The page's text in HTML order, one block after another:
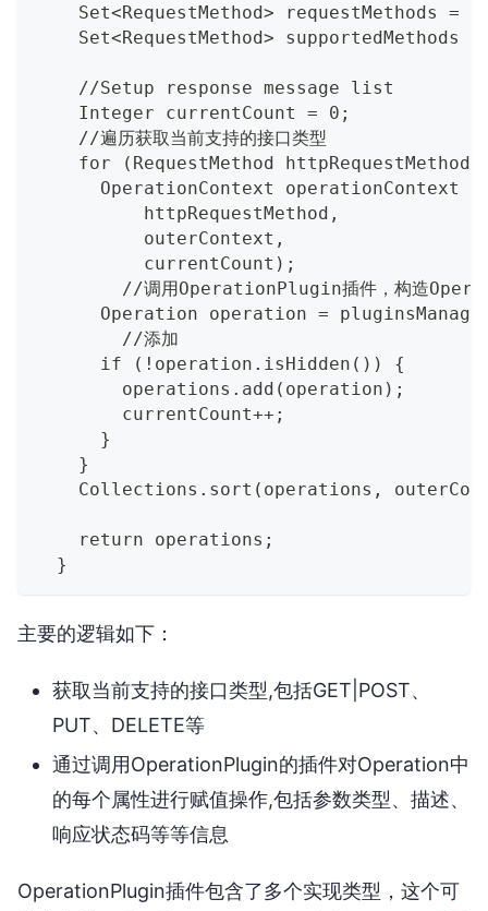
Set<RequestMethod> requestMethods =
Set<RequestMethod> supportedMethods
    //Setup response message list
    Integer currentCount = 0;
    //遍历获取当前支持的接口类型
for (RequestMethod httpRequestMethod
OperationContext operationContext
          httpRequestMethod,
          outerContext,
          currentCount);
//调用OperationPlugin插件，构造
Operation operation =
        //添加
      if (!operation.isHidden()) {
        operations.add(operation);
        currentCount++;
      }
    }
Collections.sort(operations,
    return operations;
  }
主要的逻辑如下：
获取当前支持的接口类型,包括GET|POST、
PUT、DELETE等
通过调用OperationPlugin的插件对Operation中
的每个属性进行赋值操作,包括参数类型、描述、
响应状态码等等信息
OperationPlugin插件包含了多个实现类型，这个可